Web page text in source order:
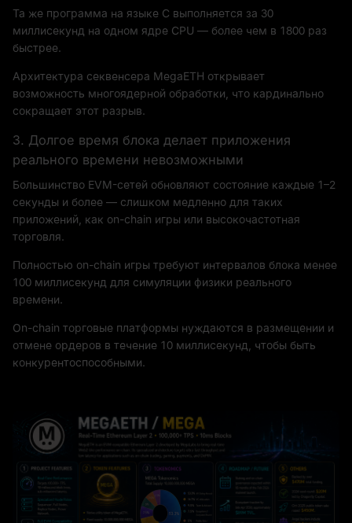
Та же программа на языке C выполняется за 30
миллисекунд на одном ядре CPU — более чем в 1800 раз
быстрее.
Архитектура секвенсера MegaETH открывает
возможность многоядерной обработки, что кардинально
сокращает этот разрыв.
3. Долгое время блока делает приложения
реального времени невозможными
Большинство EVM-сетей обновляют состояние каждые 1–2
секунды и более — слишком медленно для таких
приложений, как on-chain игры или высокочастотная
торговля.
Полностью on-chain игры требуют интервалов блока менее
100 миллисекунд для симуляции физики реального
времени.
On-chain торговые платформы нуждаются в размещении и
отмене ордеров в течение 10 миллисекунд, чтобы быть
конкурентоспособными.